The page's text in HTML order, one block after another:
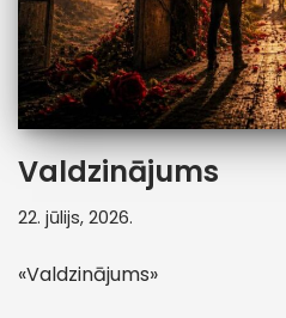
Valdzinājums
22. jūlijs, 2026.
«Valdzinājums»